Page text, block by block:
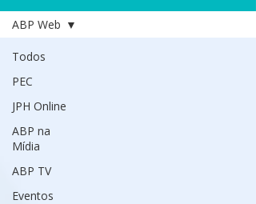
Todos
PEC
JPH Online
ABP na
Mídia
ABP TV
Eventos
ABP Web